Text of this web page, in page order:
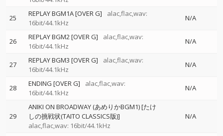
25 REPLAY BGM1A [OVER G]
alac,flac,wav:
16bit/44.1kHz
N/A
26 REPLAY BGM2 [OVER G]
alac,flac,wav:
16bit/44.1kHz
N/A
27 REPLAY BGM3 [OVER G]
alac,flac,wav:
16bit/44.1kHz
N/A
28 ENDING [OVER G]
alac,flac,wav:
16bit/44.1kHz
N/A
29
ANIKI ON BROADWAY (あめりかBGM1) [たけ
しの挑戦状(TAITO CLASSICS版)]
alac,flac,wav: 16bit/44.1kHz
N/A